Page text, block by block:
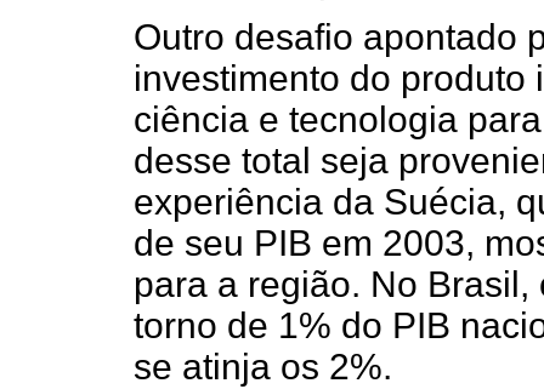
Outro desafio apontado
investimento do produto
ciência e tecnologia
desse total seja
experiência da Suécia,
de seu PIB em 2003,
para a região. No
torno de 1% do PIB
se atinja os 2%.